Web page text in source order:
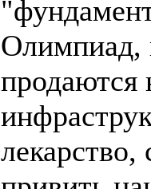
Олимпиад,
продаются